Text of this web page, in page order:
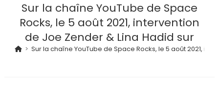
Sur la chaîne YouTube de Space
Rocks, le 5 août 2021, intervention
de Joe Zender & Lina Hadid sur
> Sur la chaîne YouTube de Space Rocks, le 5 août 2021,